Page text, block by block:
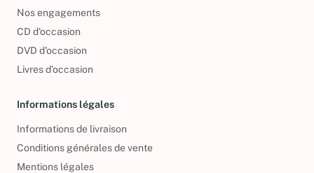
Nos engagements
CD d'occasion
DVD d'occasion
Livres d’occasion
Informations légales
Informations de livraison
Conditions générales de vente
Mentions légales